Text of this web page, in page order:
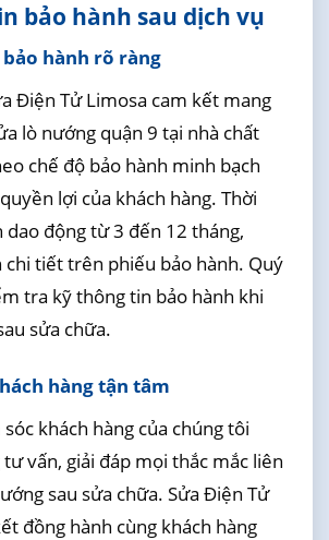
bảo hành sau dịch vụ
hành rõ ràng
Điện Tử Limosa cam kết mang
lò nướng quận 9 tại nhà chất
chế độ bảo hành minh bạch
lợi của khách hàng. Thời
dao động từ 3 đến 12 tháng,
tiết trên phiếu bảo hành. Quý
tra kỹ thông tin bảo hành khi
sửa chữa.
hàng tận tâm
khách hàng của chúng tôi
tư vấn, giải đáp mọi thắc mắc liên
sau sửa chữa. Sửa Điện Tử
đồng hành cùng khách hàng